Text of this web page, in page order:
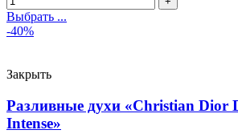
Выбрать ...
-40%
Закрыть
Разливные духи «Christian Dior
Intense»